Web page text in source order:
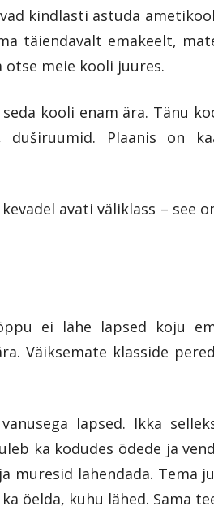
kindlasti astuda
täiendavalt emakeelt,
meie kooli juures.
kooli enam ära. Tänu
Plaanis on
avati väliklass – see
ei lähe lapsed koju
Väiksemate klasside
lapsed. Ikka
ka kodudes õdede ja
muresid lahendada. Tema
öelda, kuhu lähed. Sama